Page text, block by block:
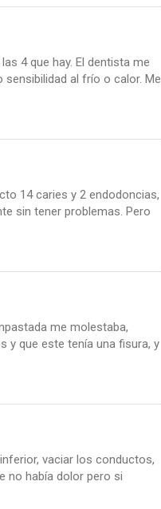
4 que hay. El dentista me
sensibilidad al frío o calor. Me
14 caries y 2 endodoncias,
sin tener problemas. Pero
me molestaba,
y que este tenía una fisura, y
vaciar los conductos,
no había dolor pero si